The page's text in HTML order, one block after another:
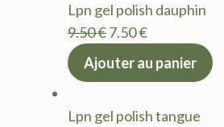
9.50 €.7.50 €.
Lpn gel polish dauphin
9.50€Le
prix
9.50 €.
7.50€Le
actuel
7.50 €.
Ajouter au panier
Lpn gel polish tangue